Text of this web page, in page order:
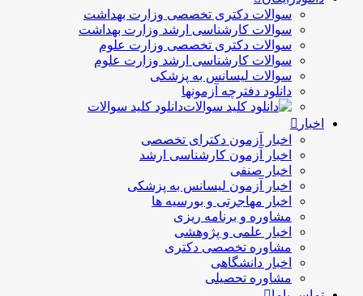
سوالات دکتری تخصصی وزارت بهداشت
سوالات کارشناسی ارشد وزارت بهداشت
سوالات دکتری تخصصی وزارت علوم
سوالات کارشناسی ارشد وزارت علوم
سوالات لیسانس به پزشکی
دانلود دفترچه آزمونها
دانلود کلید سوالات
اخبار
اخبار آزمون دکترای تخصصی
اخبار آزمون کارشناسی ارشد
اخبار صنفی
اخبار آزمون لیسانس به پزشکی
اخبار مهاجرتی و بورسیه ها
مشاوره و برنامه ریزی
اخبار علمی و پژوهشی
مشاوره تخصصی دکتری
اخبار دانشگاهی
مشاوره تحصیلی